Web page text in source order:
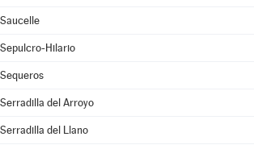
Saucelle
Sepulcro-Hilario
Sequeros
Serradilla del Arroyo
Serradilla del Llano